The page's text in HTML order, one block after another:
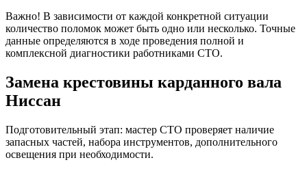
Важно! В зависимости от каждой конкретной ситуации
количество поломок может быть одно или несколько. Точные
данные определяются в ходе проведения полной и
комплексной диагностики работниками СТО.
Замена крестовины карданного вала
Ниссан
Подготовительный этап: мастер СТО проверяет наличие
запасных частей, набора инструментов, дополнительного
освещения при необходимости.